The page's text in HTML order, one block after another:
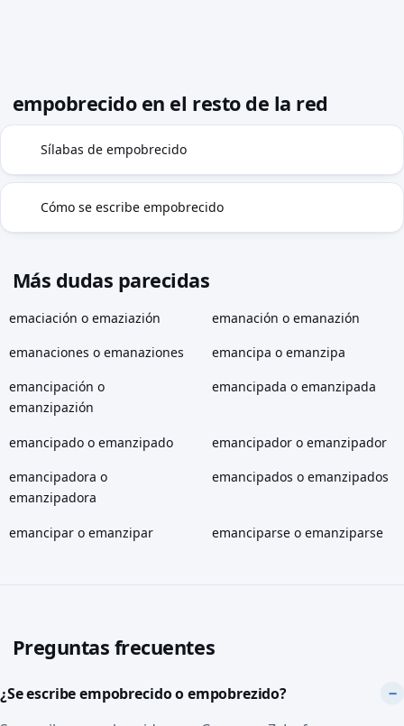
empobrecido en el resto de la red
Sílabas de empobrecido
Cómo se escribe empobrecido
Más dudas parecidas
emaciación o emaziazión emanación o emanazión
emanaciones o emanaziones emancipa o emanzipa
emancipación o
emanzipazión
emancipada o emanzipada
emancipado o emanzipado emancipador o emanzipador
emancipadora o
emanzipadora
emancipados o emanzipados
emancipar o emanzipar emanciparse o emanziparse
Preguntas frecuentes
¿Se escribe empobrecido o empobrezido?